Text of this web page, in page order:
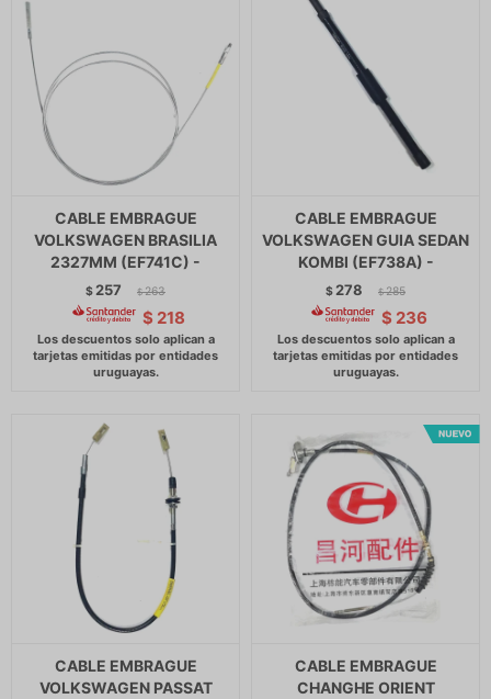
CABLE EMBRAGUE
VOLKSWAGEN BRASILIA
2327MM (EF741C) -
$ 257 $ 263
$ 218
CABLE EMBRAGUE
VOLKSWAGEN GUIA SEDAN
KOMBI (EF738A) -
$ 278 $ 285
$ 236
CABLE EMBRAGUE
VOLKSWAGEN PASSAT
CABLE EMBRAGUE
CHANGHE ORIENT